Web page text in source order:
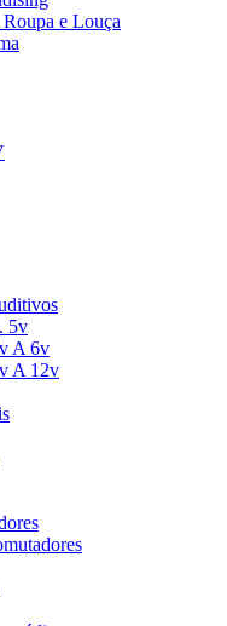
e Louça
5v
A 6v
A 12v